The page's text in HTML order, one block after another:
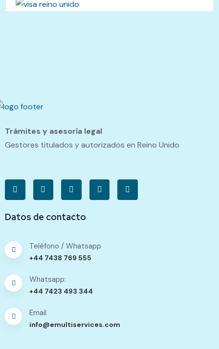
Trámites y asesoría legal
Gestores titulados y autorizados en Reino Unido
Datos de contacto
Teléfono / Whatsapp
+44 7438 769 555
Whatsapp:
+44 7423 493 344
Email
info@emultiservices.com